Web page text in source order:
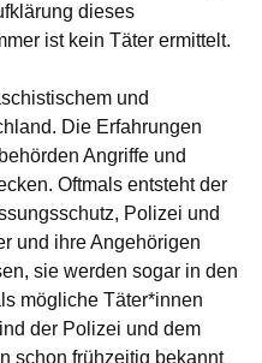
dieses
ist kein Täter ermittelt.
und
Die Erfahrungen
Angriffe und
Oftmals entsteht der
Polizei und
und ihre Angehörigen
sie werden sogar in den
mögliche Täter*innen
der Polizei und dem
schon frühzeitig bekannt